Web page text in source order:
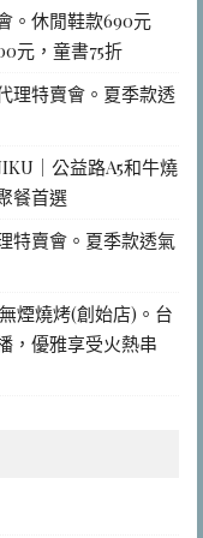
。休閒鞋款690元
元，童書75折
理特賣會。夏季款透
｜公益路A5和牛燒
餐首選
特賣會。夏季款透氣
煙燒烤(創始店)。台
，優雅享受火熱串